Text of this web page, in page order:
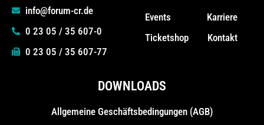
info@forum-cr.de
0 23 05 / 35 607-0
0 23 05 / 35 607-77
Events
Ticketshop
Karriere
Kontakt
DOWNLOADS
Allgemeine Geschäfts­bedingungen (AGB)